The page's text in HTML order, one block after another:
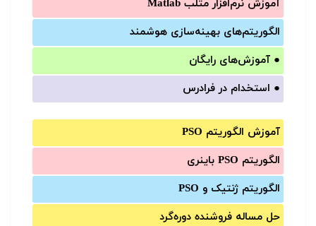
آموزش‌ نرم‌افزار متلب Matlab
الگوریتم‌های بهینه‌سازی هوشمند
● آموزش‌های رایگان
● استخدام در فرادرس
آموزش الگوریتم PSO
الگوریتم PSO باینری
الگوریتم ژنتیک و PSO
حل مساله فروشنده دوره‌گرد